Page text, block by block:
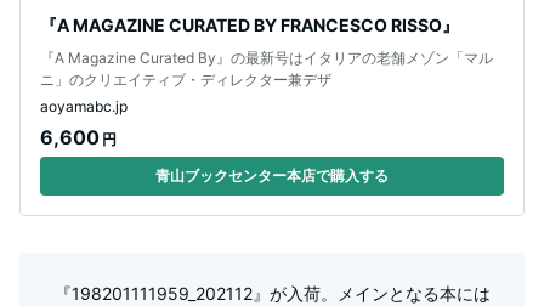
『A MAGAZINE CURATED BY FRANCESCO RISSO』
『A Magazine Curated By』の最新号はイタリアの老舗メゾン「マル
ニ」のクリエイティブ・ディレクター兼デザ
aoyamabc.jp
6,600 円
青山ブックセンター本店で購入する
『198201111959_202112』が入荷。メインとなる本には